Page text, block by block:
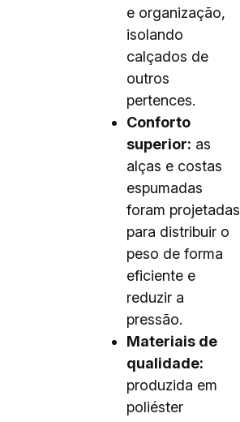
e organização,
isolando
calçados de
outros
pertences.
Conforto
superior: as
alças e costas
espumadas
foram projetadas
para distribuir o
peso de forma
eficiente e
reduzir a
pressão.
Materiais de
qualidade:
produzida em
poliéster